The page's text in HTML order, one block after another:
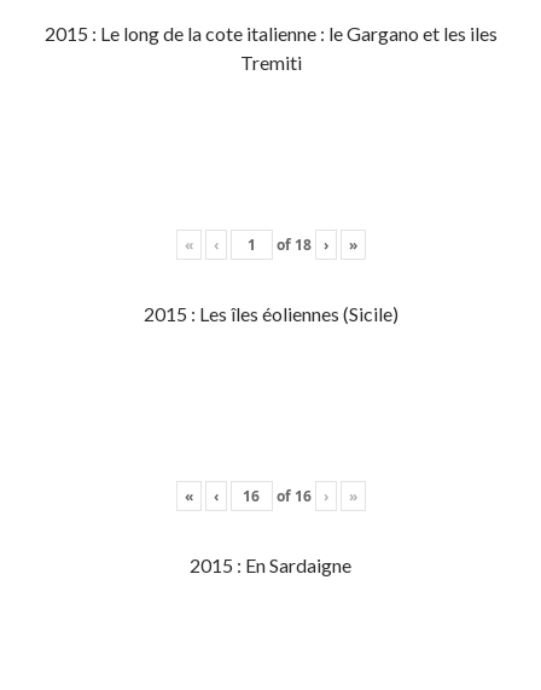
2015 : Le long de la cote italienne : le Gargano et les iles
Tremiti
« ‹ of 18 › »
2015 : Les îles éoliennes (Sicile)
« ‹ of 16 › »
2015 : En Sardaigne